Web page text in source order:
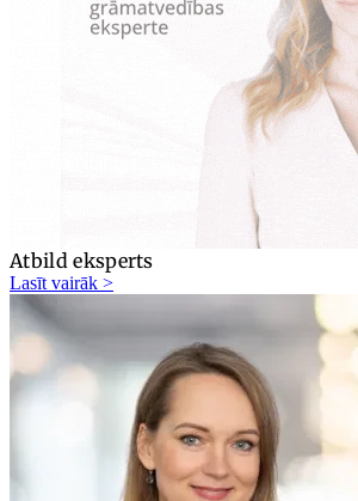
Atbild eksperts
Lasīt vairāk >